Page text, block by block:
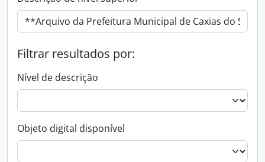
Filtrar resultados por:
Nível de descrição
Objeto digital disponível